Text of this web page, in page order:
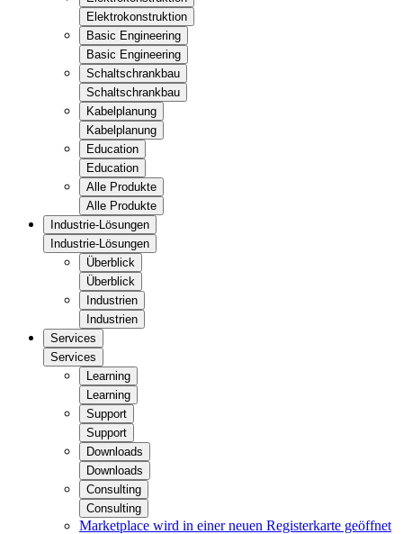
Elektrokonstruktion
Basic Engineering
Basic Engineering
Schaltschrankbau
Schaltschrankbau
Kabelplanung
Kabelplanung
Education
Education
Alle Produkte
Alle Produkte
Industrie-Lösungen
Industrie-Lösungen
Überblick
Überblick
Industrien
Industrien
Services
Services
Learning
Learning
Support
Support
Downloads
Downloads
Consulting
Consulting
Marketplace wird in einer neuen Registerkarte geöffnet